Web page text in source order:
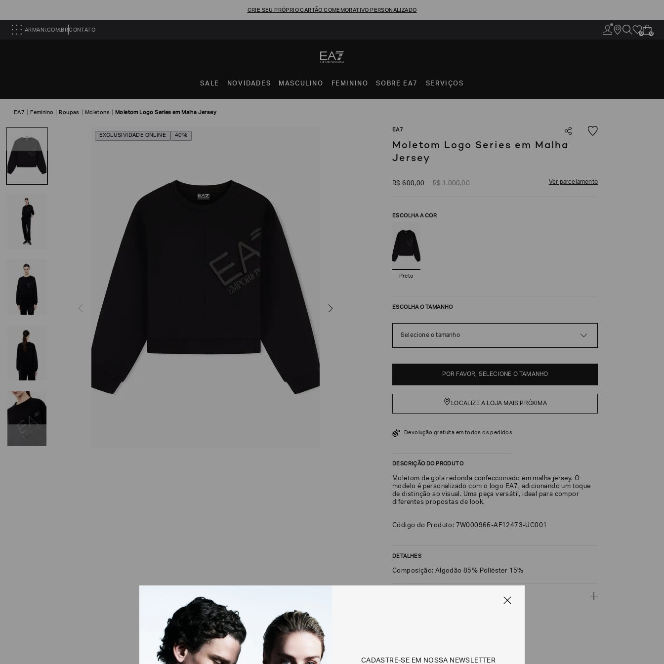
CRIE SEU PRÓPRIO CARTÃO COMEMORATIVO PERSONALIZADO
ARMANI.COM.BRCONTATO
0 0
SALE NOVIDADES MASCULINO FEMININO SOBRE EA7 SERVIÇOS
EA7 Feminino Roupas Moletons Moletom Logo Series em Malha Jersey
EXCLUSIVIDADE ONLINE 40%
EA7
Moletom Logo Series em Malha
Jersey
R$ 600,00 R$ 1.000,00 Ver parcelamento
ESCOLHA A COR
Preto
ESCOLHA O TAMANHO
Selecione o tamanho
POR FAVOR, SELECIONE O TAMANHO
LOCALIZE A LOJA MAIS PRÓXIMA
Devolução gratuita em todos os pedidos
DESCRIÇÃO DO PRODUTO
Moletom de gola redonda confeccionado em malha jersey. O
modelo é personalizado com o logo EA7, adicionando um toque
de distinção ao visual. Uma peça versátil, ideal para compor
diferentes propostas de look.
Código do Produto: 7W000966-AF12473-UC001
DETALHES
Composição: Algodão 85% Poliéster 15%
CADASTRE-SE EM NOSSA NEWSLETTER